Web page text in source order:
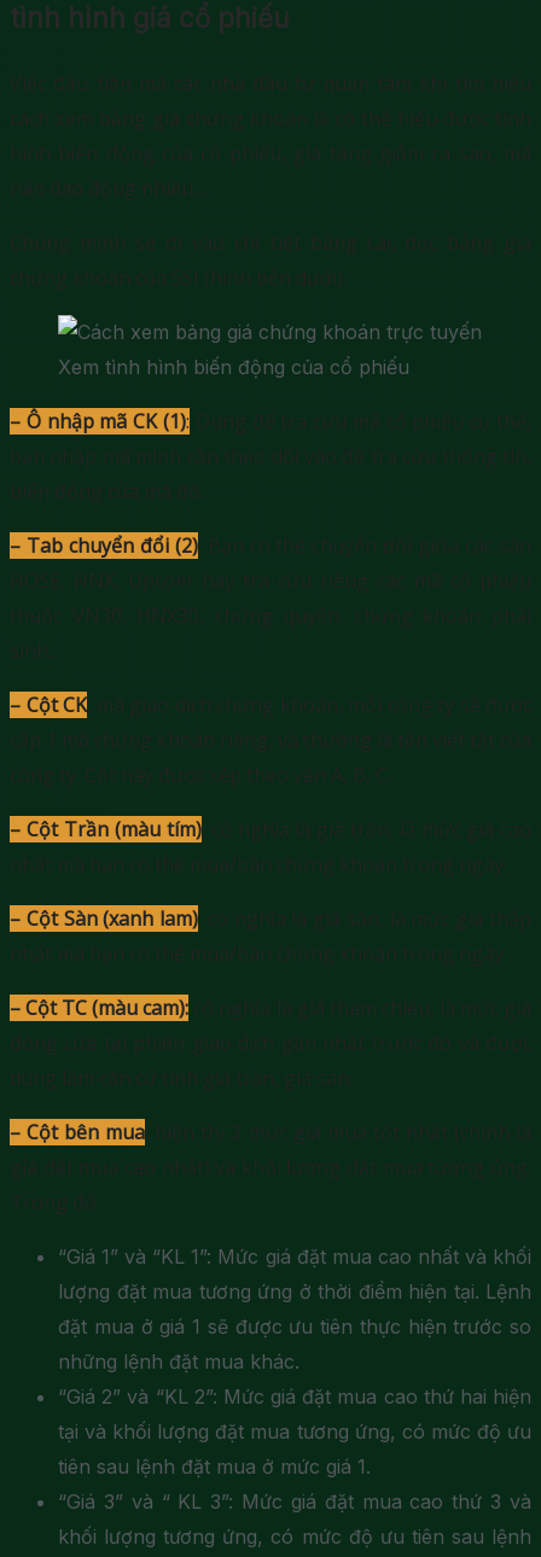
tình hình giá cổ phiếu
Việc đầu tiên mà các nhà đầu tư quan tâm khi tìm hiểu
cách xem bảng giá chứng khoán là có thể hiểu được tình
hình biến động của cổ phiếu, giá tăng giảm ra sao, mã
nào dao động nhiều….
Chúng mình sẽ đi vào chi tiết bằng các đọc bảng giá
chứng khoán của SSI (hình bên dưới):
Xem tình hình biến động của cổ phiếu
– Ô nhập mã CK (1): Dùng để tra cứu mã cổ phiếu cụ thể,
bạn nhập mã mình cần theo dõi vào để tra cứu thông tin,
biến động của mã đó.
– Tab chuyển đổi (2): Bạn có thể chuyển đổi giữa các sàn
HOSE, HNX, Upcom hay tra cứu riêng các mã cổ phiếu
thuộc VN30, HNX30, chứng quyền, chứng khoán phái
sinh…
– Cột CK: mã giao dịch chứng khoán, mỗi công ty sẽ được
cấp 1 mã chứng khoán riêng, và thường là tên viết tắt của
công ty. Cột này được xếp theo vần A, B, C.
– Cột Trần (màu tím): có nghĩa là giá trần, là mức giá cao
nhất mà bạn có thể mua/bán chứng khoán trong ngày.
– Cột Sàn (xanh lam): có nghĩa là giá sàn, là mức giá thấp
nhất mà bạn có thể mua/bán chứng khoán trong ngày.
– Cột TC (màu cam): có nghĩa là giá tham chiếu, là mức giá
đóng cửa tại phiên giao dịch gần nhất trước đó và được
dùng làm căn cứ tính giá trần, giá sàn.
– Cột bên mua: hiện thị 3 mức giá mua tốt nhất (chính là
giá đặt mua cao nhất) và khối lượng đặt mua tương ứng.
Trong đó:
“Giá 1” và “KL 1”: Mức giá đặt mua cao nhất và khối
lượng đặt mua tương ứng ở thời điểm hiện tại. Lệnh
đặt mua ở giá 1 sẽ được ưu tiên thực hiện trước so
những lệnh đặt mua khác.
“Giá 2” và “KL 2”: Mức giá đặt mua cao thứ hai hiện
tại và khối lượng đặt mua tương ứng, có mức độ ưu
tiên sau lệnh đặt mua ở mức giá 1.
“Giá 3” và “ KL 3”: Mức giá đặt mua cao thứ 3 và
khối lượng tương ứng, có mức độ ưu tiên sau lệnh